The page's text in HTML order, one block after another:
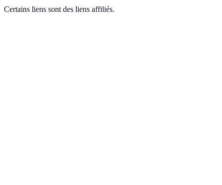
Certains liens sont des liens affiliés.